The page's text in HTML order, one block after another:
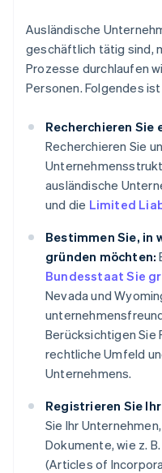
Ausländische
geschäftlich tätig sind,
Prozesse durchlaufen
Personen. Folgendes
Recherchieren
Recherchieren Sie
ausländische
und die Limited
Bestimmen Sie, in
gründen möchten:
Bundesstaat Sie
Nevada und
Berücksichtigen Sie
rechtliche Umfeld
Unternehmens.
Registrieren Sie
Sie Ihr
Dokumente, wie z.
(Articles of